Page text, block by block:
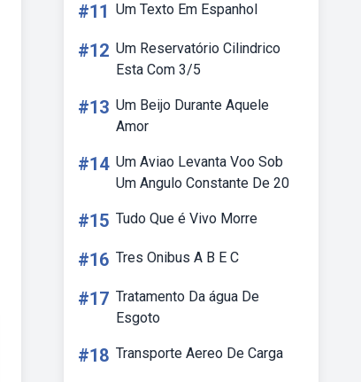
#11 Um Texto Em Espanhol
#12 Um Reservatório Cilindrico
Esta Com 3/5
#13 Um Beijo Durante Aquele
Amor
#14 Um Aviao Levanta Voo Sob
Um Angulo Constante De 20
#15 Tudo Que é Vivo Morre
#16 Tres Onibus A B E C
#17 Tratamento Da água De
Esgoto
#18 Transporte Aereo De Carga